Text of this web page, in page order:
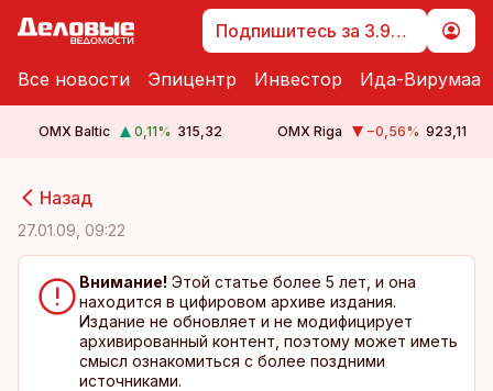
Подпишитесь за 3.99 €
Все новости Эпицентр Инвестор Ида-Вирумаа
OMX Baltic 0,11% 315,32 OMX Riga −0,56% 923,11
Назад
27.01.09, 09:22
Внимание! Этой статье более 5 лет, и она
находится в цифировом архиве издания.
Издание не обновляет и не модифицирует
архивированный контент, поэтому может иметь
смысл ознакомиться с более поздними
источниками.